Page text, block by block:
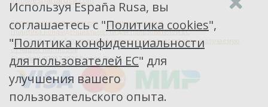
Соглашение пользователя
Политика cookies
Политика конфиденциальности для пользователей ЕС
Как Google обрабатывает информацию о пользователях, получаемую
от наших партнеров
Copyright ©2007-2026 Espana Rusa
Используя España Rusa, вы
соглашаетесь с "Политика cookies",
"Политика конфиденциальности
для пользователей ЕС" для
улучшения вашего
пользовательского опыта.